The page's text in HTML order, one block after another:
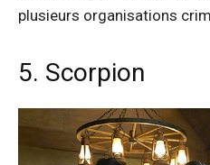
plusieurs organisations
5. Scorpion